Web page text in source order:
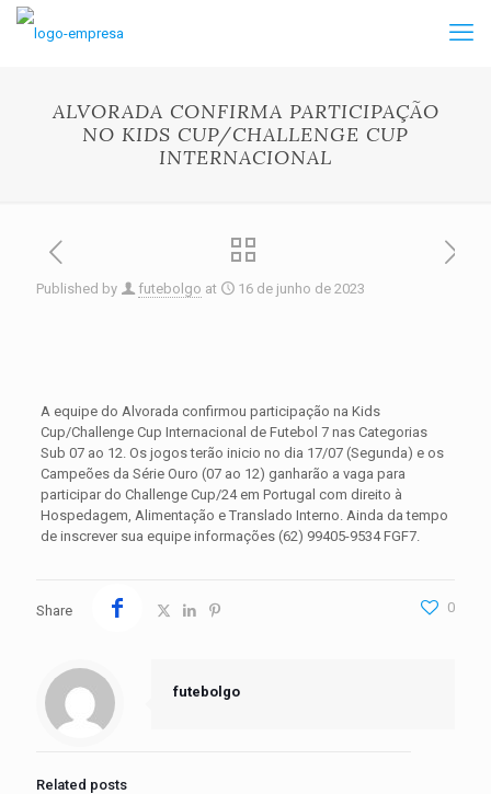
ALVORADA CONFIRMA PARTICIPAÇÃO
NO KIDS CUP/CHALLENGE CUP
INTERNACIONAL
Published by futebolgo at 16 de junho de 2023
A equipe do Alvorada confirmou participação na Kids
Cup/Challenge Cup Internacional de Futebol 7 nas Categorias
Sub 07 ao 12. Os jogos terão inicio no dia 17/07 (Segunda) e os
Campeões da Série Ouro (07 ao 12) ganharão a vaga para
participar do Challenge Cup/24 em Portugal com direito à
Hospedagem, Alimentação e Translado Interno. Ainda da tempo
de inscrever sua equipe informações (62) 99405-9534 FGF7.
Share 0
futebolgo
Related posts